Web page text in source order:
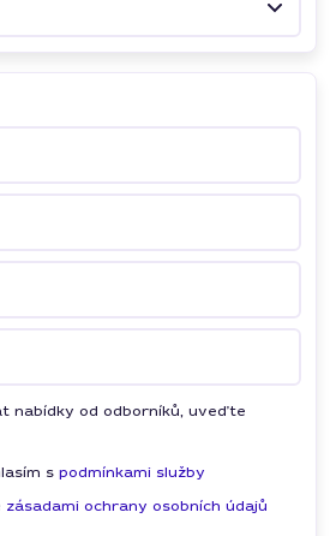
nabídky od odborníků, uveďte
s podmínkami služby
zásadami ochrany osobních údajů